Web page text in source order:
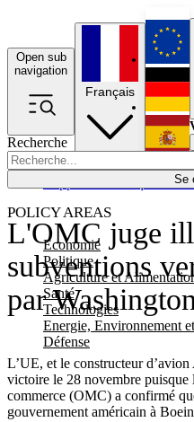
Open sub
navigation
Recherche
Se
POLICY AREAS
Economie
Politique
Agriculture et
Santé
Technologies
Energie, Environnement
Défense
Français
L'OMC juge
subventions
par Washington
L’UE, et le constructeur
victoire le 28 novembre puisque
commerce (OMC) a confirmé
gouvernement américain à